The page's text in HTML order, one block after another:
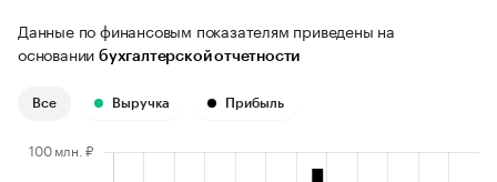
Данные по финансовым показателям приведены на
основании бухгалтерской отчетности
Все Выручка Прибыль